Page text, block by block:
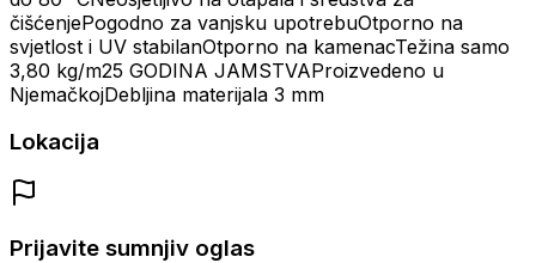
čišćenjePogodno za vanjsku upotrebuOtporno na
svjetlost i UV stabilanOtporno na kamenacTežina samo
3,80 kg/m25 GODINA JAMSTVAProizvedeno u
NjemačkojDebljina materijala 3 mm
Lokacija
Prijavite sumnjiv oglas